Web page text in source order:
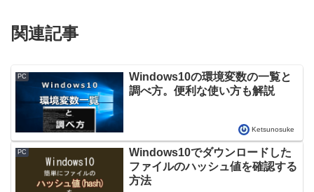
関連記事
PC
Windows10の環境変数の一覧と
調べ方。便利な使い方も解説
Ketsunosuke
PC
Windows10でダウンロードした
ファイルのハッシュ値を確認する
方法